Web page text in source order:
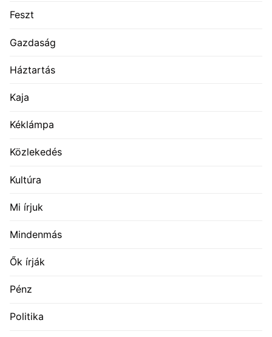
Feszt
Gazdaság
Háztartás
Kaja
Kéklámpa
Közlekedés
Kultúra
Mi írjuk
Mindenmás
Ők írják
Pénz
Politika